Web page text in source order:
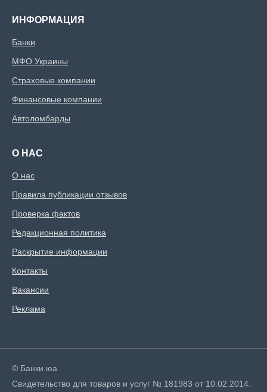
ИНФОРМАЦИЯ
Банки
МФО Украины
Страховые компании
Финансовые компании
Автоломбарды
О НАС
О нас
Правила публикации отзывов
Проверка фактов
Редакционная политика
Раскрытие информации
Контакты
Вакансии
Реклама
© Банки.юа
Свидетельство для товаров и услуг № 181983 от 10.02.2014.